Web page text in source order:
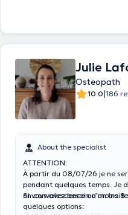
Julie
Osteopath
10.0|186
About the specialist
ATTENTION:
À partir du 08/07/26 je ne
pendant quelques temps. Je
en convalescence au moins 8
Si vous avez besoin d’un
quelques options: